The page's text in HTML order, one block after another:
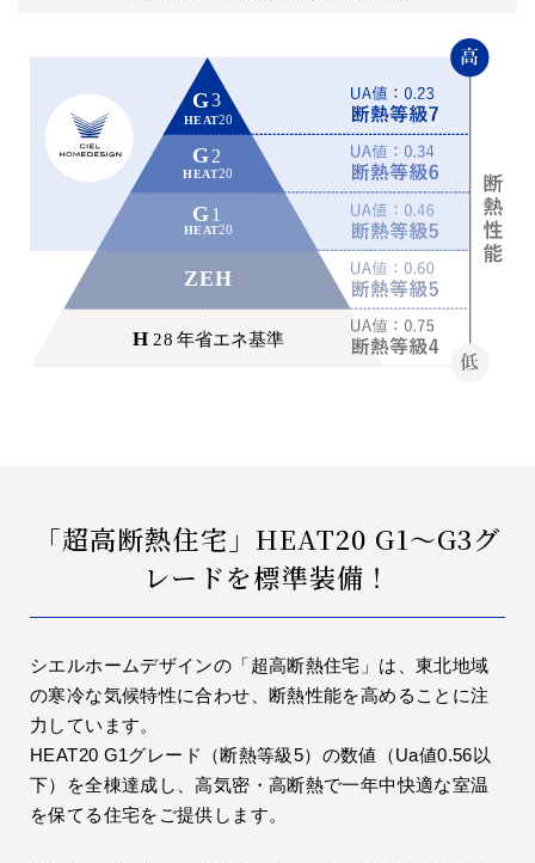
「超高断熱住宅」HEAT20 G1〜G3グ
レードを標準装備！
シエルホームデザインの「超高断熱住宅」は、東北地域
の寒冷な気候特性に合わせ、断熱性能を高めることに注
力しています。
HEAT20 G1グレード（断熱等級5）の数値（Ua値0.56以
下）を全棟達成し、高気密・高断熱で一年中快適な室温
を保てる住宅をご提供します。